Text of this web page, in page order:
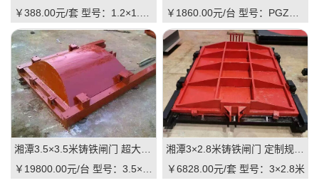
￥388.00元/套 型号：1.2×1.2米
￥1860.00元/台 型号：PGZ1.2×1.6m
￥19800.00元/台 型号：3.5×3.5米
￥6828.00元/套 型号：3×2.8米